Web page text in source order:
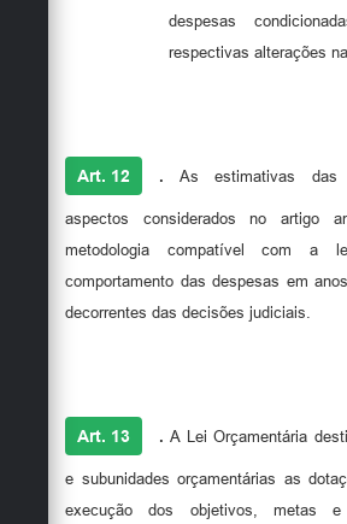
despesas
respectivas alterações
Art. 12 .As estimativas das
aspectos considerados no artigo
metodologia compatível com a
comportamento das despesas em
decorrentes das decisões judiciais.
Art. 13 .A Lei Orçamentária
e subunidades orçamentárias as
execução dos objetivos, metas